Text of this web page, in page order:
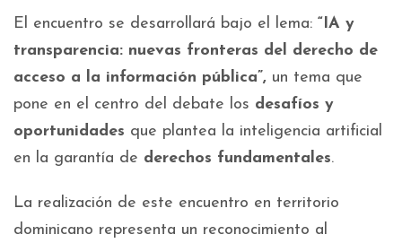
El encuentro se desarrollará bajo el lema: “IA y
transparencia: nuevas fronteras del derecho de
acceso a la información pública”, un tema que
pone en el centro del debate los desafíos y
oportunidades que plantea la inteligencia artificial
en la garantía de derechos fundamentales.
La realización de este encuentro en territorio
dominicano representa un reconocimiento al